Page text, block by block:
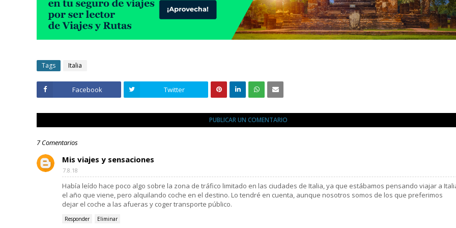
Tags Italia
Facebook Twitter
PUBLICAR UN COMENTARIO
7 Comentarios
Mis viajes y sensaciones
7.8.18
Había leído hace poco algo sobre la zona de tráfico limitado en las ciudades de Italia, ya que estábamos pensando viajar a
el año que viene, pero alquilando coche en el destino. Lo tendré en cuenta, aunque nosotros somos de los que preferimos
dejar el coche a las afueras y coger transporte público.
Responder Eliminar